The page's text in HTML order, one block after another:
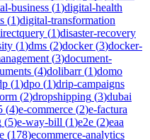
business (1)digital-health
(1)digital-transformation
(1)disaster-recovery
(1)dms (2)docker(3)docker-
(3)document-
(4)dolibarr(1)domo
(1)dpo (1)drip-campaigns
(2)dropshipping (3)dubai
(4)e-commerce (2)e-factura
(5)e-way-bill (1)e2e (2)eaa
(178)ecommerce-analytics